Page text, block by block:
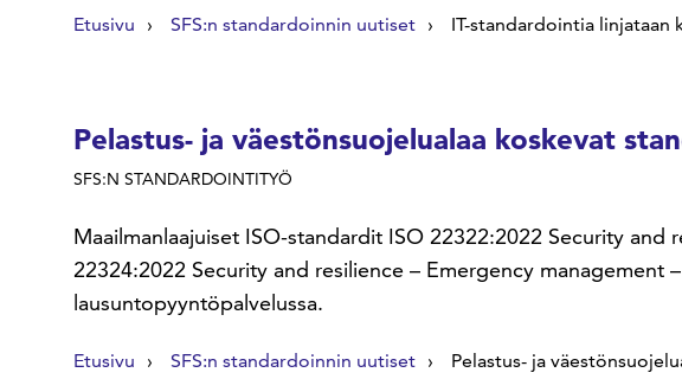
Etusivu SFS:n standardoinnin uutiset IT-standardointia linjataan
Pelastus- ja väestönsuojelualaa koskevat
SFS:N STANDARDOINTITYÖ
Maailmanlaajuiset ISO-standardit ISO 22322:2022 Security
22324:2022 Security and resilience – Emergency
lausuntopyyntöpalvelussa.
Etusivu SFS:n standardoinnin uutiset Pelastus- ja